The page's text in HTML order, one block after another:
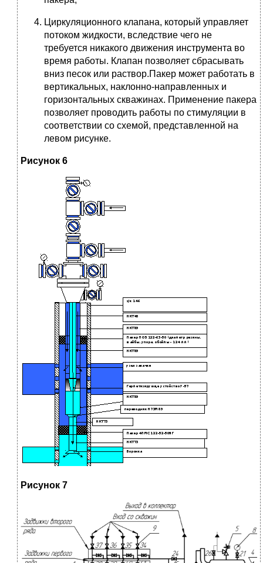
Циркуляционного клапана, который управляет
потоком жидкости, вследствие чего не
требуется никакого движения инструмента во
время работы. Клапан позволяет сбрасывать
вниз песок или раствор.Пакер может работать в
вертикальных, наклонно-направленных и
горизонтальных скважинах. Применение пакера
позволяет проводить работы по стимуляции в
соответствии со схемой, представленной на
левом рисунке.
Рисунок 6
Рисунок 7